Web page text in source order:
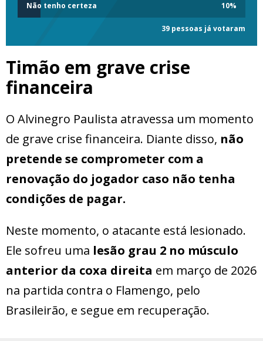
Não tenho certeza 10%
39 pessoas já votaram
Timão em grave crise
financeira
O Alvinegro Paulista atravessa um momento
de grave crise financeira. Diante disso, não
pretende se comprometer com a
renovação do jogador caso não tenha
condições de pagar.
Neste momento, o atacante está lesionado.
Ele sofreu uma lesão grau 2 no músculo
anterior da coxa direita em março de 2026
na partida contra o Flamengo, pelo
Brasileirão, e segue em recuperação.